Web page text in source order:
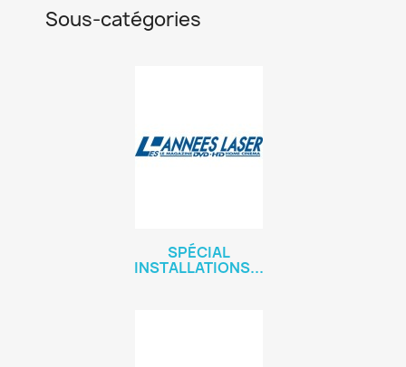
Sous-catégories
SPÉCIAL
INSTALLATIONS...